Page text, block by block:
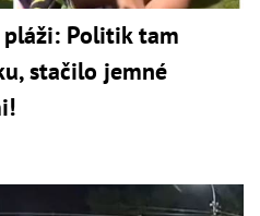
pláži: Politik tam
stačilo jemné